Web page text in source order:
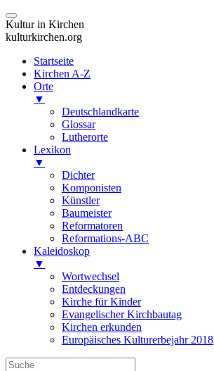
Kultur in Kirchen
kulturkirchen.org
Startseite
Kirchen A-Z
Orte
▼
Deutschlandkarte
Glossar
Lutherorte
Lexikon
▼
Dichter
Komponisten
Künstler
Baumeister
Reformatoren
Reformations-ABC
Kaleidoskop
▼
Wortwechsel
Entdeckungen
Kirche für Kinder
Evangelischer Kirchbautag
Kirchen erkunden
Europäisches Kulturerbejahr 2018